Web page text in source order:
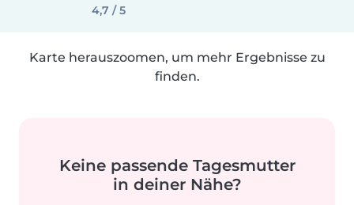
4,7 / 5
Karte herauszoomen, um mehr Ergebnisse zu
finden.
Keine passende Tagesmutter
in deiner Nähe?